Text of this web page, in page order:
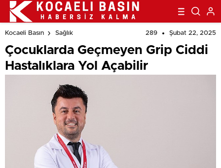
Kocaeli Basın Sağlık 289 Şubat 22, 2025
Çocuklarda Geçmeyen Grip Ciddi
Hastalıklara Yol Açabilir